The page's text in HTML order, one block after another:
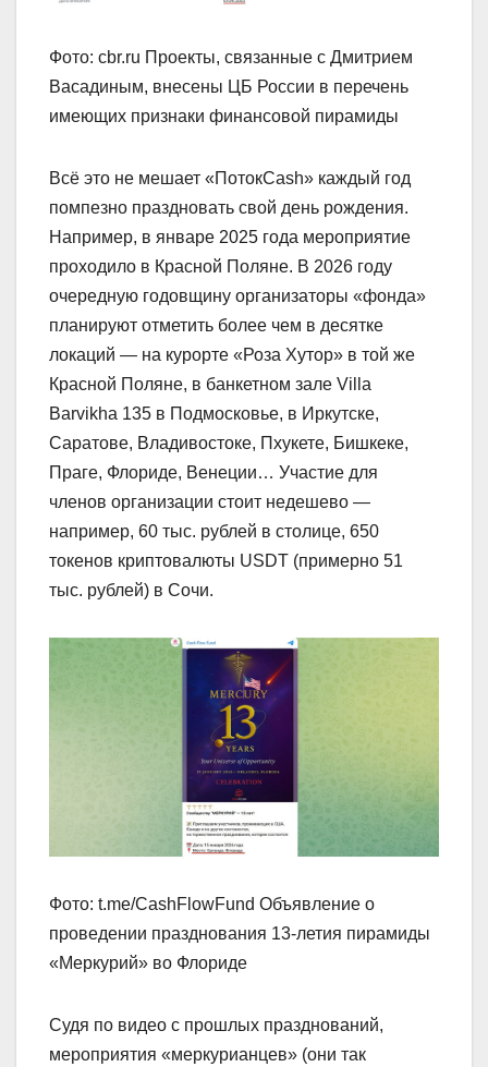
Фото: cbr.ru Проекты, связанные с Дмитрием
Васадиным, внесены ЦБ России в перечень
имеющих признаки финансовой пирамиды
Всё это не мешает «ПотокCash» каждый год
помпезно праздновать свой день рождения.
Например, в январе 2025 года мероприятие
проходило в Красной Поляне. В 2026 году
очередную годовщину организаторы «фонда»
планируют отметить более чем в десятке
локаций — на курорте «Роза Хутор» в той же
Красной Поляне, в банкетном зале Villa
Barvikha 135 в Подмосковье, в Иркутске,
Саратове, Владивостоке, Пхукете, Бишкеке,
Праге, Флориде, Венеции… Участие для
членов организации стоит недешево —
например, 60 тыс. рублей в столице, 650
токенов криптовалюты USDT (примерно 51
тыс. рублей) в Сочи.
Фото: t.me/CashFlowFund Объявление о
проведении празднования 13-летия пирамиды
«Меркурий» во Флориде
Судя по видео с прошлых празднований,
мероприятия «меркурианцев» (они так